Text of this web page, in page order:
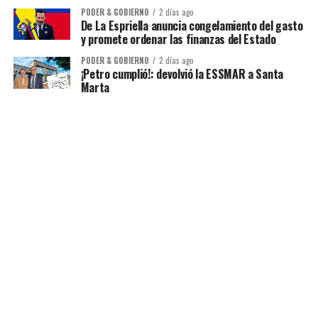
PODER & GOBIERNO 2 días ago
De La Espriella anuncia congelamiento del gasto
y promete ordenar las finanzas del Estado
PODER & GOBIERNO 2 días ago
¡Petro cumplió!: devolvió la ESSMAR a Santa
Marta